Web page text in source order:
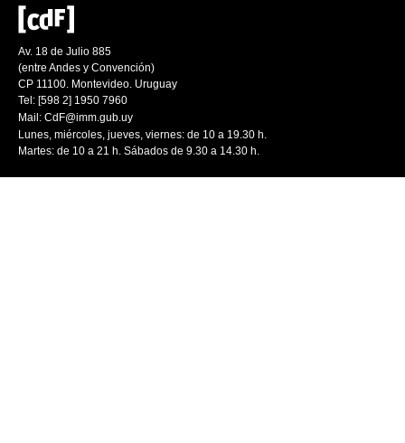
Av. 18 de Julio 885
(entre Andes y Convención)
CP 11100. Montevideo. Uruguay
Tel: [598 2] 1950 7960
Mail: CdF@imm.gub.uy
Lunes, miércoles, jueves, viernes: de 10 a 19.30 h.
Martes: de 10 a 21 h. Sábados de 9.30 a 14.30 h.